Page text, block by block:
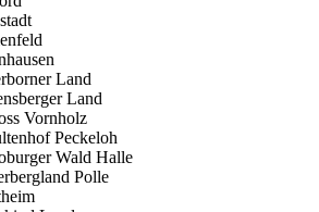
Land
Land
Vornholz
Peckeloh
Wald Halle
Polle